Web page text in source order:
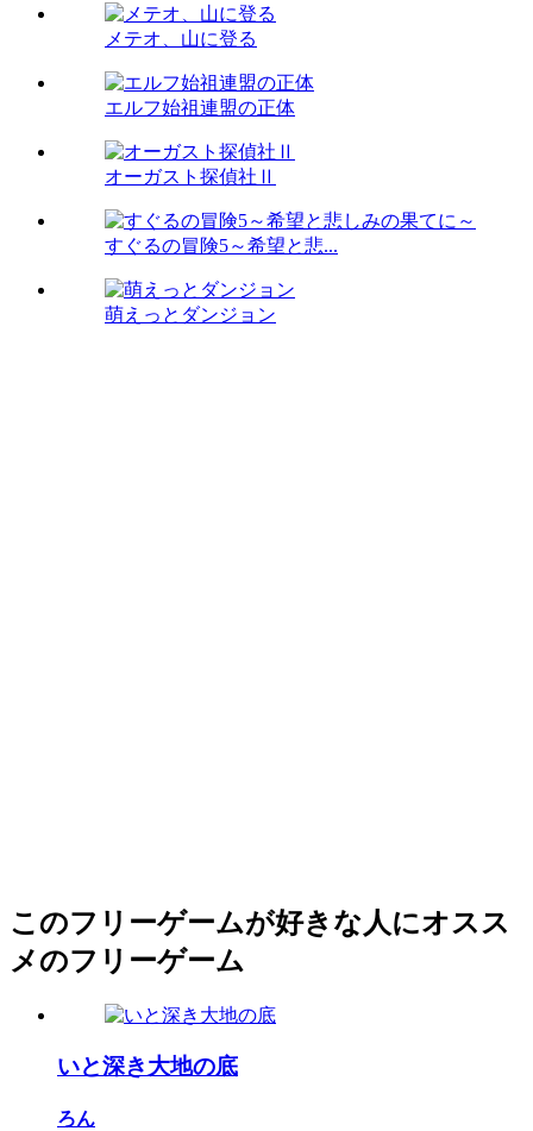
メテオ、山に登る
エルフ始祖連盟の正体
オーガスト探偵社Ⅱ
すぐるの冒険5～希望と悲...
萌えっとダンジョン
このフリーゲームが好きな人にオスス
メのフリーゲーム
いと深き大地の底
ろん